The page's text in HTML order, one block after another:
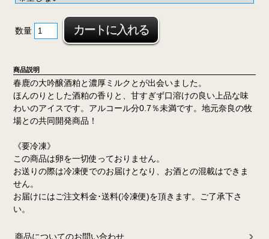
数量
商品説明
春鹿の大吟醸酒粕と濃厚ミルクとが出会いました。
ほんのりとした酒粕の香りと、甘すぎず口溶けの良い上品な味
わいのアイスです。アルコール分0.7％未満です。地元奈良の牧
場との共同開発商品！
《要冷凍》
この商品は卵を一切使っておりません。
お送りの際は冷凍便でのお届けとなり、お酒との混載はできま
せん。
お届けにはご注文料金･送料(冷凍便)を頂きます。ご了承下さ
い。
商品についてのお問い合わせ